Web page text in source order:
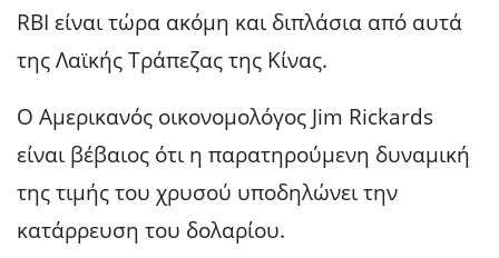
RBI είναι τώρα ακόμη και διπλάσια από αυτά
της Λαϊκής Τράπεζας της Κίνας.
Ο Αμερικανός οικονομολόγος Jim Rickards
είναι βέβαιος ότι η παρατηρούμενη δυναμική
της τιμής του χρυσού υποδηλώνει την
κατάρρευση του δολαρίου.